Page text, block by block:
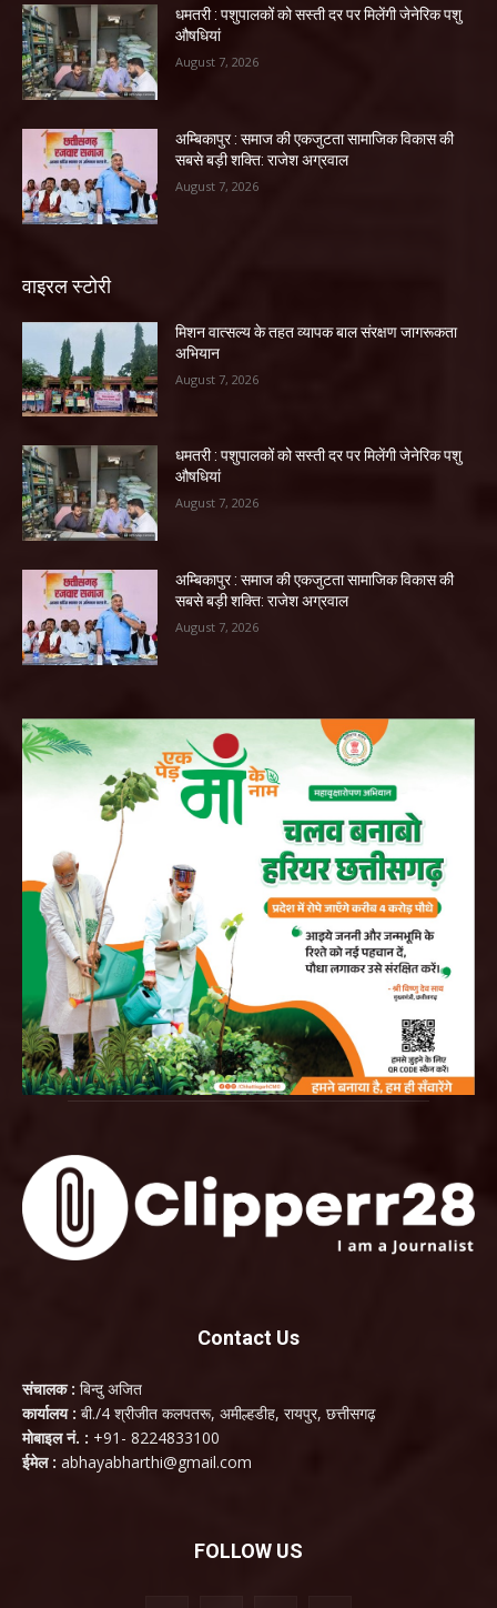
धमतरी : पशुपालकों को सस्ती दर पर मिलेंगी जेनेरिक पशु
औषधियां
August 7, 2026
अम्बिकापुर : समाज की एकजुटता सामाजिक विकास की
सबसे बड़ी शक्ति: राजेश अग्रवाल
August 7, 2026
वाइरल स्टोरी
मिशन वात्सल्य के तहत व्यापक बाल संरक्षण जागरूकता
अभियान
August 7, 2026
धमतरी : पशुपालकों को सस्ती दर पर मिलेंगी जेनेरिक पशु
औषधियां
August 7, 2026
अम्बिकापुर : समाज की एकजुटता सामाजिक विकास की
सबसे बड़ी शक्ति: राजेश अग्रवाल
August 7, 2026
Contact Us
संचालक : बिन्दु अजित
कार्यालय : बी./4 श्रीजीत कलपतरू, अमील्हडीह, रायपुर, छत्तीसगढ़
मोबाइल नं. : +91- 8224833100
ईमेल : abhayabharthi@gmail.com
FOLLOW US